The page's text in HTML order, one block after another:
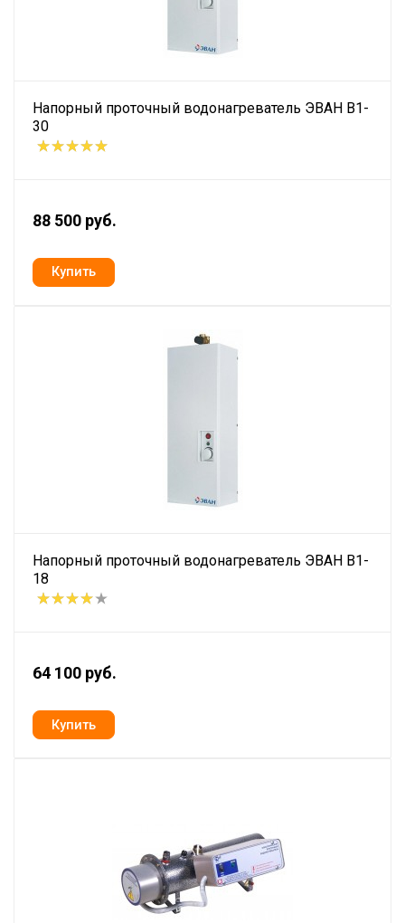
Напорный проточный водонагреватель ЭВАН В1-
30
88 500 руб.
Напорный проточный водонагреватель ЭВАН В1-
18
64 100 руб.